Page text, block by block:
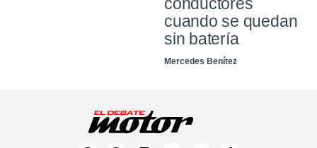
cuando se quedan
sin batería
Mercedes Benítez